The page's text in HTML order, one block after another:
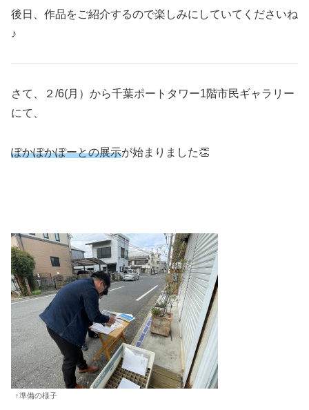
後日、作品をご紹介するので楽しみにしていてくださいね
♪
さて、２/6(月）から千葉ポートタワー1階市民ギャラリー
にて、
ぽかぽかぽーとの展示が始まりました👏
↑準備の様子